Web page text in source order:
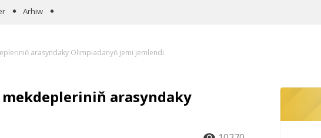
Arhiw
arasyndaky Olimpiadanyň jemi jemlendi
arasyndaky